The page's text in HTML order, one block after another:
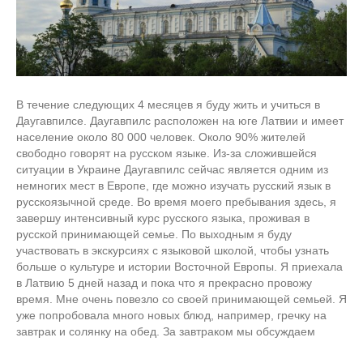
В течение следующих 4 месяцев я буду жить и учиться в
Даугавпилсе. Даугавпилс расположен на юге Латвии и имеет
население около 80 000 человек. Около 90% жителей
свободно говорят на русском языке. Из-за сложившейся
ситуации в Украине Даугавпилс сейчас является одним из
немногих мест в Европе, где можно изучать русский язык в
русскоязычной среде. Во время моего пребывания здесь, я
завершу интенсивный курс русского языка, проживая в
русской принимающей семье. По выходным я буду
участвовать в экскурсиях с языковой школой, чтобы узнать
больше о культуре и истории Восточной Европы. Я приехала
в Латвию 5 дней назад и пока что я прекрасно провожу
время. Мне очень повезло со своей принимающей семьей. Я
уже попробовала много новых блюд, например, гречку на
завтрак и солянку на обед. За завтраком мы обсуждаем